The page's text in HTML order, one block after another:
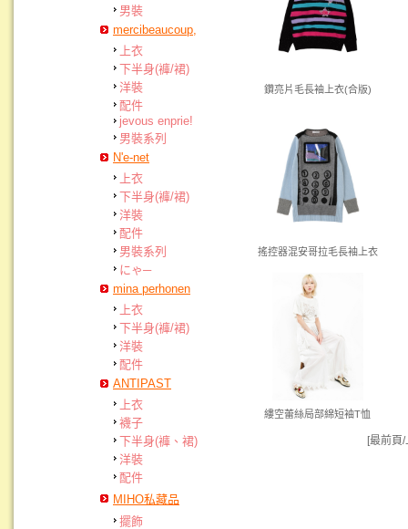
男裝
mercibeaucoup,
上衣
下半身(褲/裙)
洋裝
配件
jevous enprie!
男裝系列
N'e-net
上衣
下半身(褲/裙)
洋裝
配件
男裝系列
にゃ─
mina perhonen
上衣
下半身(褲/裙)
洋裝
配件
ANTIPAST
上衣
襪子
下半身(褲、裙)
洋裝
配件
MIHO私藏品
擺飾
鑽亮片毛長袖上衣(合版)
搖控器混安哥拉毛長袖上衣
縷空蕾絲局部綿短袖T恤
[最前頁